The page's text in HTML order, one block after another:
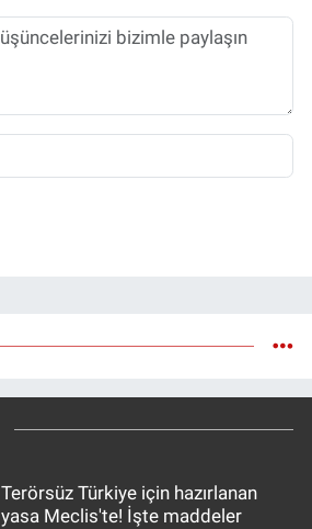
Terörsüz Türkiye için hazırlanan
yasa Meclis'te! İşte maddeler